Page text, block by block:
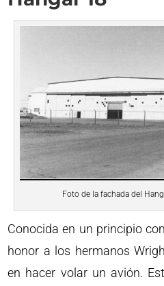
Foto de la fachada del
Conocida en un principio
honor a los hermanos
en hacer volar un avión.